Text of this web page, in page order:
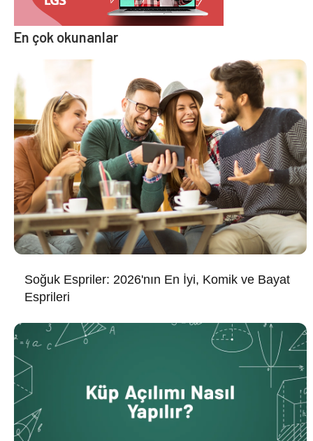
En çok okunanlar
Soğuk Espriler: 2026'nın En İyi, Komik ve Bayat
Esprileri